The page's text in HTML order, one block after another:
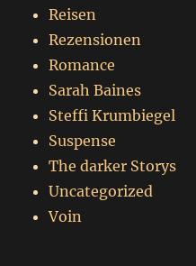
Reisen
Rezensionen
Romance
Sarah Baines
Steffi Krumbiegel
Suspense
The darker Storys
Uncategorized
Voin